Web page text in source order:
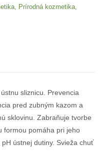
Prírodná kozmetika
sliznicu. Prevencia
pred zubným kazom a
sklovinu. Zabraňuje tvorbe
formou pomáha pri jeho
ústnej dutiny. Svieža chuť